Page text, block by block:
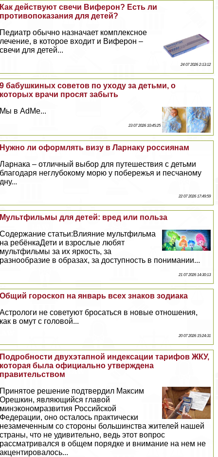
Как действуют свечи Виферон? Есть ли
противопоказания для детей?
Педиатр обычно назначает комплексное
лечение, в которое входит и Виферон –
свечи для детей...
24 07 2026 2:13:12
9 бабушкиных советов по уходу за детьми, о
которых врачи просят забыть
Мы в AdMe...
23 07 2026 10:45:25
Нужно ли оформлять визу в Ларнаку россиянам
Ларнака – отличный выбор для путешествия с детьми
благодаря неглубокому морю у побережья и песчаному
дну...
22 07 2026 17:49:59
Мультфильмы для детей: вред или польза
Содержание статьи:Влияние мультфильма
на ребёнкаДети и взрослые любят
мультфильмы за их яркость, за
разнообразие в образах, за доступность в понимании...
21 07 2026 14:30:13
Общий гороскоп на январь всех знаков зодиака
Астрологи не советуют бросаться в новые отношения,
как в омут с головой...
20 07 2026 15:24:31
Подробности двухэтапной индексации тарифов ЖКУ,
которая была официально утверждена
правительством
Принятое решение подтвердил Максим
Орешкин, являющийся главой
минэкономразвития Российской
Федерации, оно осталось пpaктически
незамеченным со стороны большинства жителей нашей
страны, что не удивительно, ведь этот вопрос
рассматривался в общем порядке и внимание на нем не
акцентировалось...